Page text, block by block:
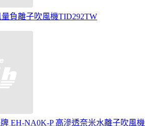
負離子吹風機TID292TW
牌 EH-NA0K-P 高滲透奈米水離子吹風機